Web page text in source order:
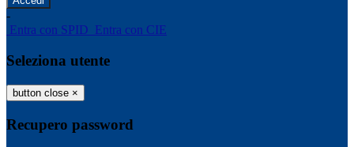
-
Entra con SPID Entra con CIE
Seleziona utente
button close ×
Recupero password